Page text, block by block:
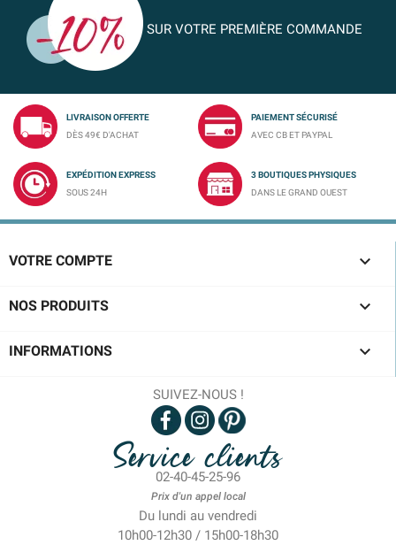
SUR VOTRE PREMIÈRE COMMANDE
LIVRAISON OFFERTE
DÈS 49€ D'ACHAT
PAIEMENT SÉCURISÉ
AVEC CB ET PAYPAL
EXPÉDITION EXPRESS
SOUS 24H
3 BOUTIQUES PHYSIQUES
DANS LE GRAND OUEST
VOTRE COMPTE 
NOS PRODUITS 
INFORMATIONS 
SUIVEZ-NOUS !
Service clients
02-40-45-25-96
Prix d'un appel local
Du lundi au vendredi
10h00-12h30 / 15h00-18h30